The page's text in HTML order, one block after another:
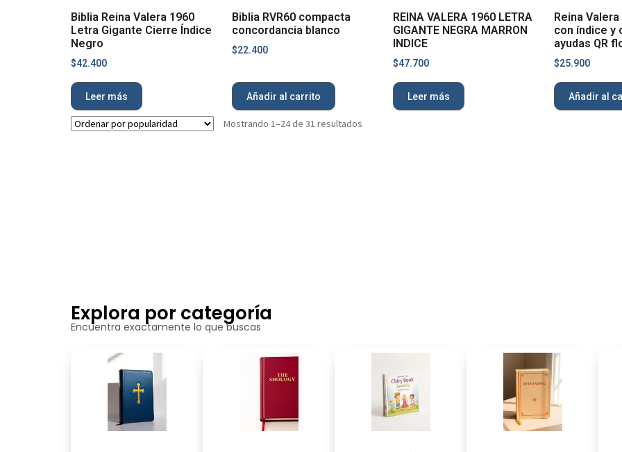
Biblia Reina Valera 1960
Letra Gigante Cierre Índice
Negro
$42.400
Leer más
Biblia RVR60 compacta
concordancia blanco
$22.400
Añadir al carrito
REINA VALERA 1960 LETRA
GIGANTE NEGRA MARRON
INDICE
$47.700
Leer más
Reina
con índice y
ayudas QR
$25.900
Añadir al
Mostrando 1–24 de 31 resultados
Explora por categoría
Encuentra exactamente lo que buscas